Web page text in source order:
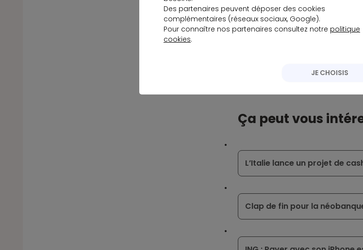
10 euros de frais de courriel
Ce sont les principaux frais,
entend endiguer les risques de
Ça peut vous
L’Italie lance un projet de
Clap de fin pour la
Des partenaires peuvent déposer des cookies
complémentaires (réseaux sociaux, Google).
Pour connaître nos partenaires consultez notre politique
cookies.
JE CHOISIS